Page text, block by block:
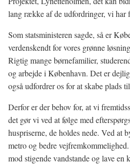
lang række af de udfordringer, vi har
Som statsministeren sagde, så er
verdenskendt for vores grønne
Rigtig mange børnefamilier,
og arbejde i København. Det er
også udfordrer os for at skabe plads
Derfor er der behov for, at vi
det gør vi ved at følge med
huspriserne, de holdes nede. Ved at
metro og bedre
mod stigende vandstande og lave